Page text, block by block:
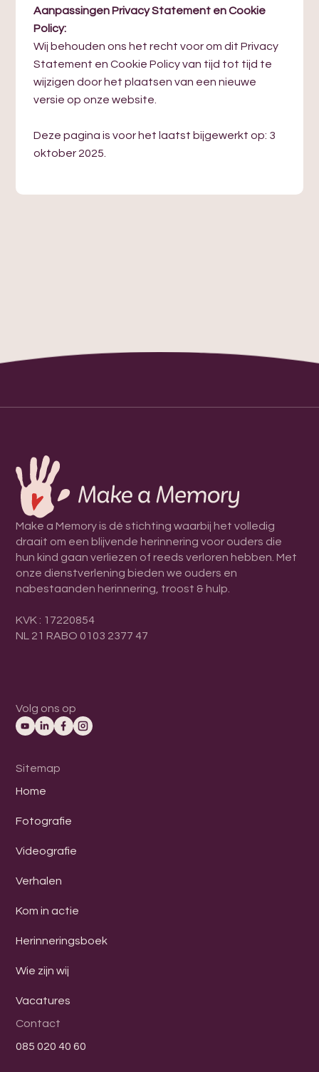
Aanpassingen Privacy Statement en Cookie
Policy:
Wij behouden ons het recht voor om dit Privacy
Statement en Cookie Policy van tijd tot tijd te
wijzigen door het plaatsen van een nieuwe
versie op onze website.
Deze pagina is voor het laatst bijgewerkt op: 3
oktober 2025.
credit-card? Vul hieronder een bedrag in, en het
Make a Memory is dé stichting waarbij het volledig
draait om een blijvende herinnering voor ouders die
hun kind gaan verliezen of reeds verloren hebben. Met
onze dienstverlening bieden we ouders en
nabestaanden herinnering, troost & hulp.
KVK : 17220854
NL 21 RABO 0103 2377 47
Volg ons op
Sitemap
Home
Fotografie
Videografie
Verhalen
Kom in actie
Herinneringsboek
Wie zijn wij
Vacatures
Contact
085 020 40 60